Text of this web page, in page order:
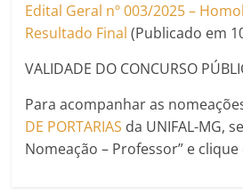
Edital Geral nº 003/2025 –
Resultado Final (Publicado em
VALIDADE DO CONCURSO
Para acompanhar as
DE PORTARIAS da UNIFAL-MG,
Nomeação – Professor” e clique